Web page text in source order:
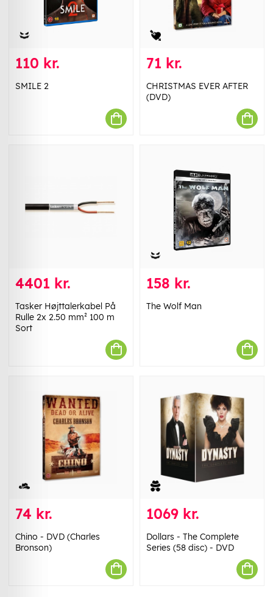
110 kr.
SMILE 2
71 kr.
CHRISTMAS EVER AFTER
(DVD)
4401 kr.
Tasker Højttalerkabel På
Rulle 2x 2.50 mm² 100 m
Sort
158 kr.
The Wolf Man
74 kr.
Chino - DVD (Charles
Bronson)
1069 kr.
Dollars - The Complete
Series (58 disc) - DVD